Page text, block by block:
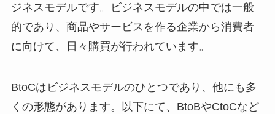
ジネスモデルです。ビジネスモデルの中では一般
的であり、商品やサービスを作る企業から消費者
に向けて、日々購買が行われています。
BtoCはビジネスモデルのひとつであり、他にも多
くの形態があります。以下にて、BtoBやCtoCなど